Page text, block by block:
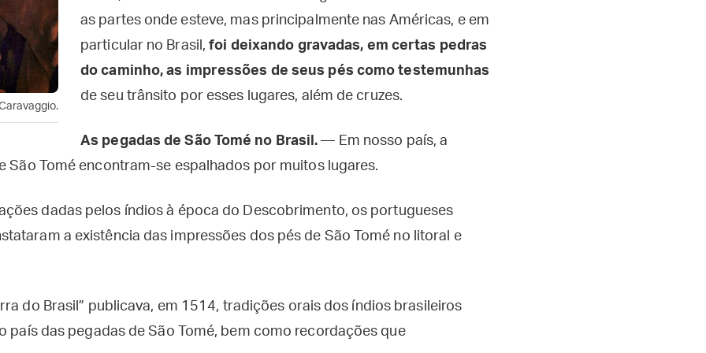
as partes onde esteve, mas principalmente nas Américas, e em
particular no Brasil,foi deixando gravadas, em certas pedras
do caminho, as impressões de seus pés como testemunhas
de seu trânsito por esses lugares, além de cruzes.
As pegadas de São Tomé no Brasil.— Em nosso país, a
São Tomé encontram-se espalhados por muitos lugares.
dadas pelos índios à época do Descobrimento, os portugueses
a existência das impressões dos pés de São Tomé no litoral e
do Brasil” publicava, em 1514, tradições orais dos índios brasileiros
país das pegadas de São Tomé, bem como recordações que